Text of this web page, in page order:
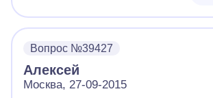
но он не предупредил меня об
Пульт пока отсутствует, но я
пульт Panasonic TNQ8E0461-2/
на следующей неделе пуль
торговый центр на метро
Подскажите как быть-может и
Вопрос №39427
Алексей
Москва, 27-09-2015